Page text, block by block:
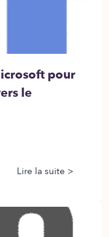
pour
le
Lire la suite >